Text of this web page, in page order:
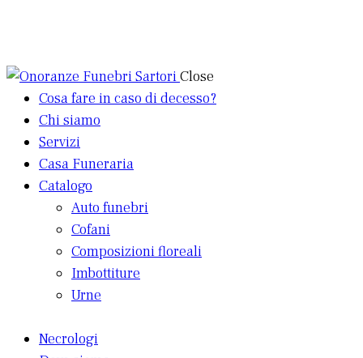
Close
Cosa fare in caso di decesso?
Chi siamo
Servizi
Casa Funeraria
Catalogo
Auto funebri
Cofani
Composizioni floreali
Imbottiture
Urne
Necrologi